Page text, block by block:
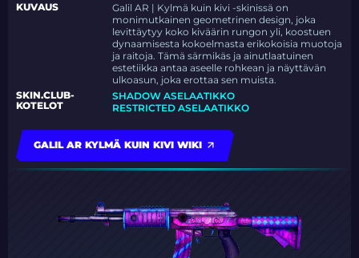
KUVAUS
Galil AR | Kylmä kuin kivi -skinissä on
monimutkainen geometrinen design, joka
levittäytyy koko kiväärin rungon yli, koostuen
dynaamisesta kokoelmasta erikokoisia muotoja
ja raitoja. Tämä särmikäs ja ainutlaatuinen
estetiikka antaa aseelle rohkean ja näyttävän
ulkoasun, joka erottaa sen muista.
SKIN.CLUB-
KOTELOT
SHADOW ASELAATIKKO
RESTRICTED ASELAATIKKO
GALIL AR KYLMÄ KUIN KIVI WIKI